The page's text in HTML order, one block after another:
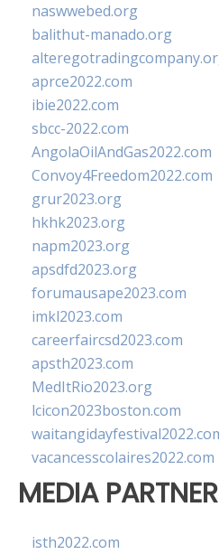
naswwebed.org
balithut-manado.org
aprce2022.com
ibie2022.com
sbcc-2022.com
AngolaOilAndGas2022.com
Convoy4Freedom2022.com
grur2023.org
hkhk2023.org
napm2023.org
apsdfd2023.org
forumausape2023.com
imkl2023.com
careerfaircsd2023.com
apsth2023.com
MedItRio2023.org
lcicon2023boston.com
vacancesscolaires2022.com
MEDIA
isth2022.com